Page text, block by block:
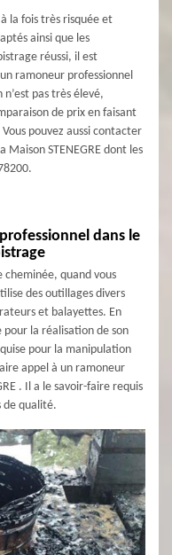
la fois très risquée et
ainsi que les
réussi, il est
ramoneur professionnel
pas très élevé,
de prix en faisant
pouvez aussi contacter
STENEGRE dont les
dans le
cheminée, quand vous
des outillages divers
et balayettes. En
pour la réalisation de son
pour la manipulation
appel à un ramoneur
. Il a le savoir-faire requis
de qualité.